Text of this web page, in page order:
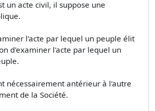
un acte civil, il suppose une
l'acte par lequel un peuple élit
d'examiner l'acte par lequel un
nécessairement antérieur à l'autre
de la Société.